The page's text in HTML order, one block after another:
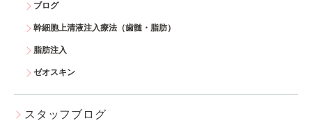
ブログ
幹細胞上清液注入療法（歯髄・脂肪）
脂肪注入
ゼオスキン
スタッフブログ